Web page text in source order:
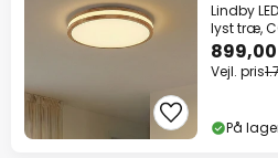
Lindby
lyst træ,
Vejl. pris
På